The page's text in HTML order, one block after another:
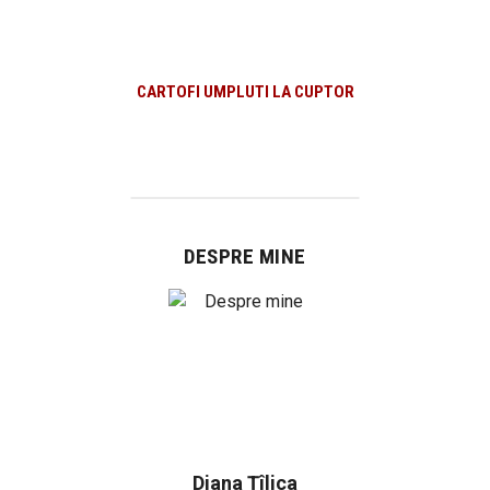
CARTOFI UMPLUTI LA CUPTOR
DESPRE MINE
Diana Țîlica